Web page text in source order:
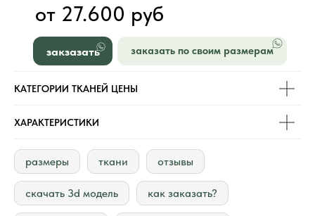
от 27.600 руб
закзазать заказать по своим размерам
КАТЕГОРИИ ТКАНЕЙ ЦЕНЫ
ХАРАКТЕРИСТИКИ
размеры ткани отзывы
скачать 3d модель как заказать?